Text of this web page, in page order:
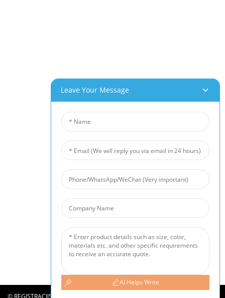
Naši Izdelki
Nikljeva Vlaknasta Filc
Kovinska Sintrana Žična Mreža
Keramični Penasti Filter
Leave Your Message
AI Helps Write